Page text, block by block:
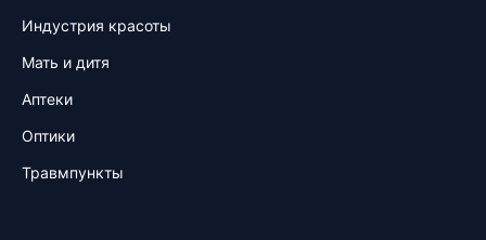
Индустрия красоты
Мать и дитя
Аптеки
Оптики
Травмпункты